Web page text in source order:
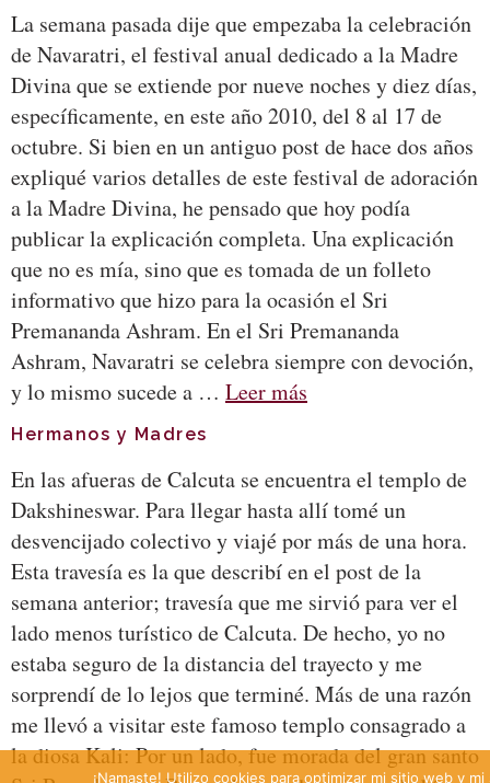
La semana pasada dije que empezaba la celebración
de Navaratri, el festival anual dedicado a la Madre
Divina que se extiende por nueve noches y diez días,
específicamente, en este año 2010, del 8 al 17 de
octubre. Si bien en un antiguo post de hace dos años
expliqué varios detalles de este festival de adoración
a la Madre Divina, he pensado que hoy podía
publicar la explicación completa. Una explicación
que no es mía, sino que es tomada de un folleto
informativo que hizo para la ocasión el Sri
Premananda Ashram. En el Sri Premananda
Ashram, Navaratri se celebra siempre con devoción,
y lo mismo sucede a … Leer más
Hermanos y Madres
En las afueras de Calcuta se encuentra el templo de
Dakshineswar. Para llegar hasta allí tomé un
desvencijado colectivo y viajé por más de una hora.
Esta travesía es la que describí en el post de la
semana anterior; travesía que me sirvió para ver el
lado menos turístico de Calcuta. De hecho, yo no
estaba seguro de la distancia del trayecto y me
sorprendí de lo lejos que terminé. Más de una razón
me llevó a visitar este famoso templo consagrado a
la diosa Kali: Por un lado, fue morada del gran santo
¡Namaste! Utilizo cookies para optimizar mi sitio web y mi